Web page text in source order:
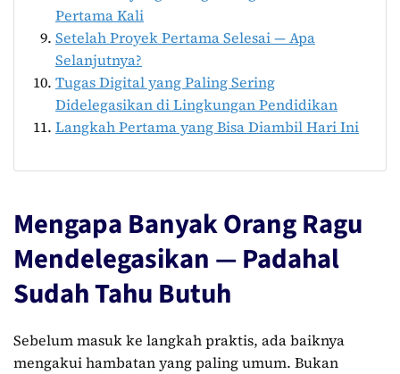
Pertama Kali
Setelah Proyek Pertama Selesai — Apa
Selanjutnya?
Tugas Digital yang Paling Sering
Didelegasikan di Lingkungan Pendidikan
Langkah Pertama yang Bisa Diambil Hari Ini
Mengapa Banyak Orang Ragu
Mendelegasikan — Padahal
Sudah Tahu Butuh
Sebelum masuk ke langkah praktis, ada baiknya
mengakui hambatan yang paling umum. Bukan